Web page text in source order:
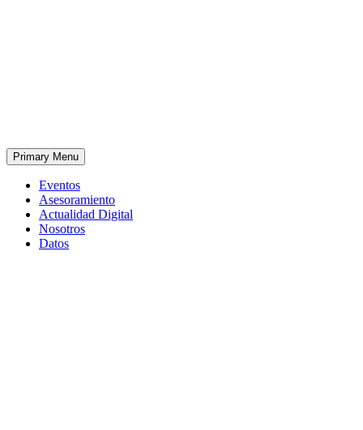
Primary Menu
Eventos
Asesoramiento
Actualidad Digital
Nosotros
Datos